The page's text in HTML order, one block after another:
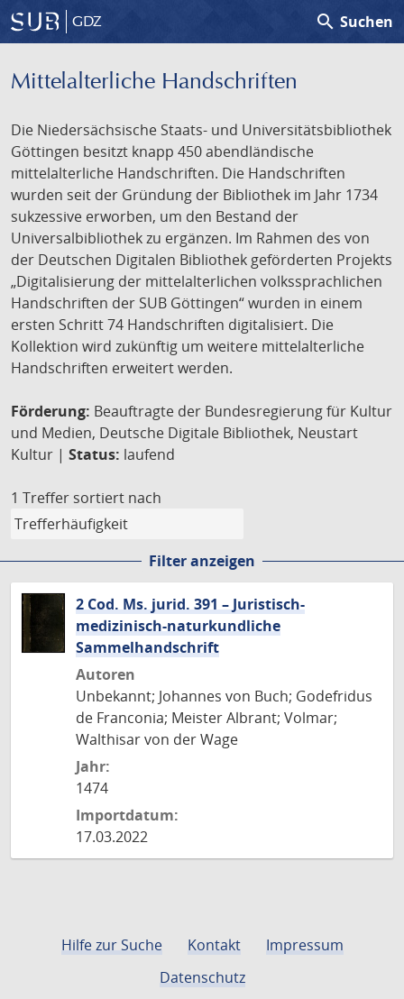
GDZ search Suchen
Mittelalterliche Handschriften
Die Niedersächsische Staats- und Universitätsbibliothek
Göttingen besitzt knapp 450 abendländische
mittelalterliche Handschriften. Die Handschriften
wurden seit der Gründung der Bibliothek im Jahr 1734
sukzessive erworben, um den Bestand der
Universalbibliothek zu ergänzen. Im Rahmen des von
der Deutschen Digitalen Bibliothek geförderten Projekts
„Digitalisierung der mittelalterlichen volkssprachlichen
Handschriften der SUB Göttingen“ wurden in einem
ersten Schritt 74 Handschriften digitalisiert. Die
Kollektion wird zukünftig um weitere mittelalterliche
Handschriften erweitert werden.
Förderung: Beauftragte der Bundesregierung für Kultur
und Medien, Deutsche Digitale Bibliothek, Neustart
Kultur | Status: laufend
1 Treffer sortiert nach
Filter anzeigen
2 Cod. Ms. jurid. 391 – Juristisch-
medizinisch-naturkundliche
Sammelhandschrift
Autoren
Unbekannt; Johannes von Buch; Godefridus
de Franconia; Meister Albrant; Volmar;
Walthisar von der Wage
Jahr:
1474
Importdatum:
17.03.2022
Hilfe zur Suche Kontakt
Impressum
Datenschutz